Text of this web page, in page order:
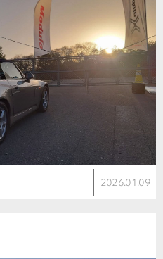
2026.01.09